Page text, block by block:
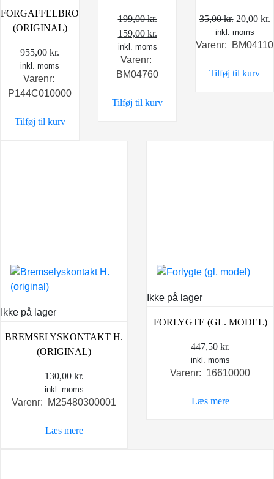
FORGAFFELBRO
(ORIGINAL)
955,00 kr.
inkl. moms
Varenr:
P144C010000
Tilføj til kurv
199,00kr.
Den
oprindelige
pris
var:
159,00 kr.
aktuelle
er:
inkl. moms
Varenr:
BM04760
Tilføj til kurv
35,00kr. Den
pris
35,00 kr..
20,00 kr.
inkl. moms
Varenr: BM04110
Tilføj til kurv
Ikke på lager
BREMSELYSKONTAKT H.
(ORIGINAL)
130,00 kr.
inkl. moms
Varenr: M25480300001
Læs mere
Ikke på lager
FORLYGTE (GL. MODEL)
447,50 kr.
inkl. moms
Varenr: 16610000
Læs mere